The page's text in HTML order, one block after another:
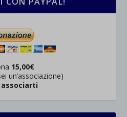
15,00€
un’associazione)